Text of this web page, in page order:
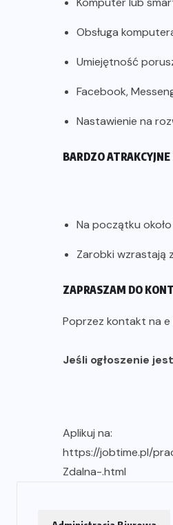
Obsługa
Umiejętność
Facebook,
Nastawienie na
BARDZO
Na początku
Zarobki wzrastają
ZAPRASZAM DO
Poprzez kontakt na
Jeśli ogłoszenie
Aplikuj na:
https://jobtime.pl/
Zdalna-.html